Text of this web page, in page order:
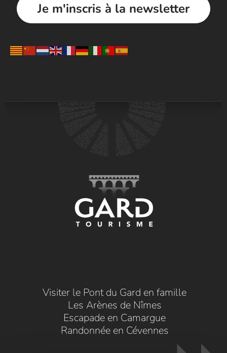
Je m'inscris à la newsletter
Visiter le Pont du Gard en famille
Les Arènes de Nîmes
Escapade en Camargue
Randonnée en Cévennes